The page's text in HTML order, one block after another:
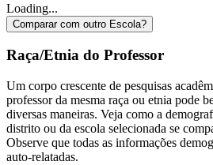
Loading...
Comparar com outro Escola?
Raça/Etnia do Professor
Um corpo crescente de pesquisas
professor da mesma raça ou etnia pode
diversas maneiras. Veja como a
distrito ou da escola selecionada se
Observe que todas as informações
auto-relatadas.